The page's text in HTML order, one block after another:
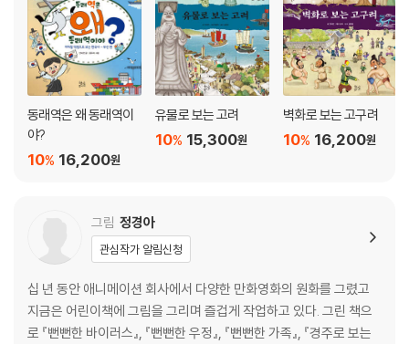
동래역은 왜 동래역이
야?
16,200원
10%
유물로 보는 고려
15,300원
10%
벽화로 보는 고구려
16,200원
10%
그림 정경아
관심작가 알림신청
십 년 동안 애니메이션 회사에서 다양한 만화영화의 원화를 그렸고
지금은 어린이책에 그림을 그리며 즐겁게 작업하고 있다. 그린 책으
로 『뻔뻔한 바이러스』, 『뻔뻔한 우정』, 『뻔뻔한 가족』, 『경주로 보는